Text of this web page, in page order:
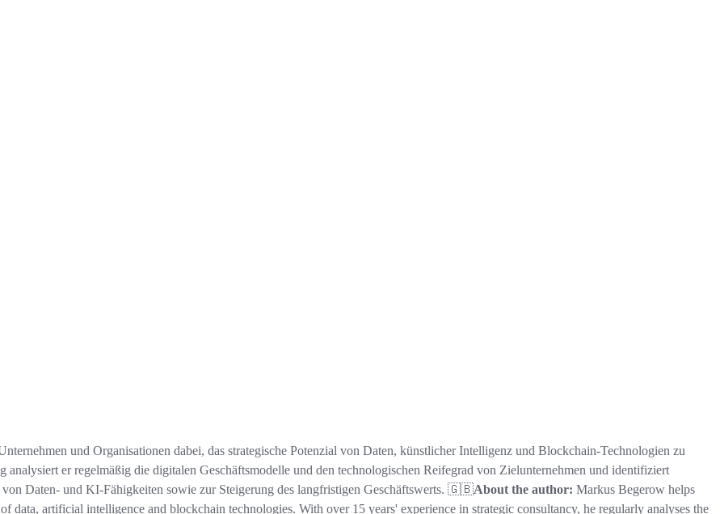
und Organisationen dabei, das strategische Potenzial von Daten, künstlicher Intelligenz und Blockchain-Technologien zu
analysiert er regelmäßig die digitalen Geschäftsmodelle und den technologischen Reifegrad von Zielunternehmen und identifiziert
Daten- und KI-Fähigkeiten sowie zur Steigerung des langfristigen Geschäftswerts. 🇬🇧About the author: Markus Begerow helps
data, artificial intelligence and blockchain technologies. With over 15 years' experience in strategic consultancy, he regularly analyses the